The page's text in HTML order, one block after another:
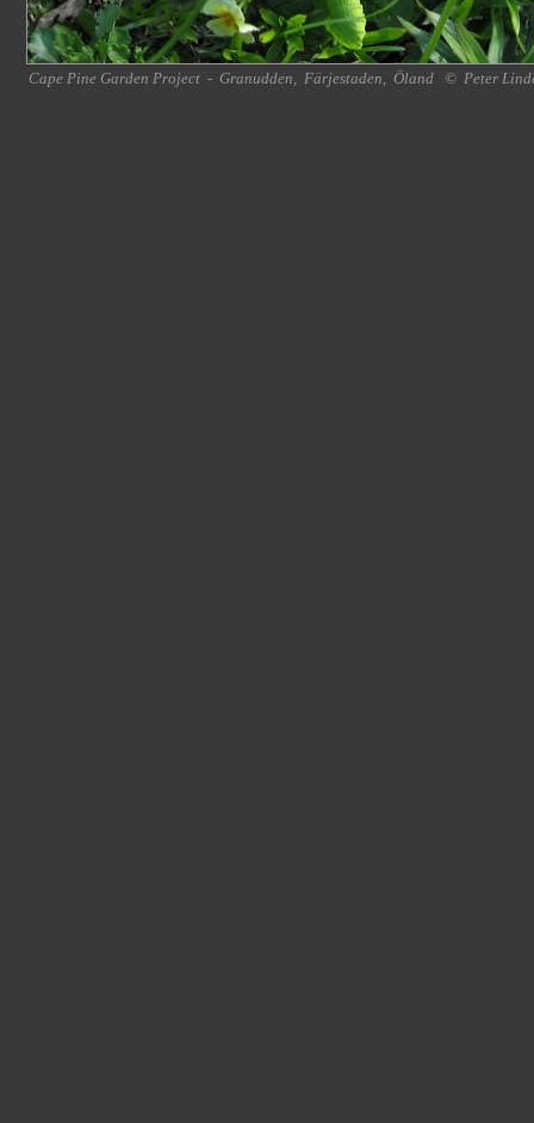
Cape Pine Garden Project - Granudden, Färjestaden, Öland © Peter